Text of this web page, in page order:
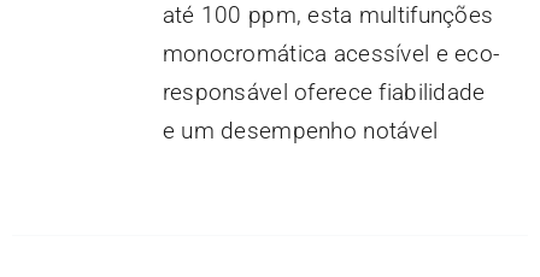
até 100 ppm, esta multifunções
monocromática acessível e eco-
responsável oferece fiabilidade
e um desempenho notável